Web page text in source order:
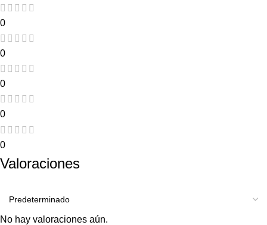
0
0
0
0
0
Valoraciones
No hay valoraciones aún.